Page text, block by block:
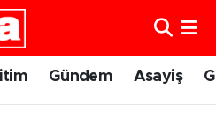
Gündem Asayiş